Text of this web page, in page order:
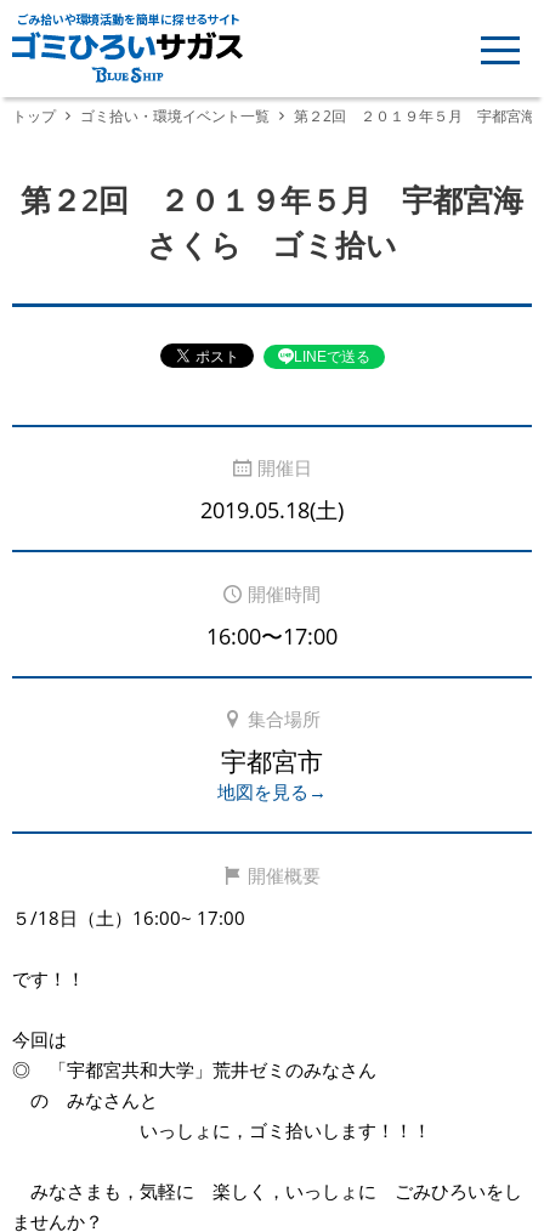
ごみ拾いや環境活動を簡単に探せるサイト
トップ ゴミ拾い・環境イベント一覧 第２2回 ２０１９年５月 宇都宮海
第２2回 ２０１９年５月 宇都宮海
さくら ゴミ拾い
LINEで送る
開催日
2019.05.18(土)
開催時間
16:00〜17:00
集合場所
宇都宮市
地図を見る→
開催概要
５/18日（土）16:00~ 17:00
です！！
今回は
◎ 「宇都宮共和大学」荒井ゼミのみなさん
の みなさんと
いっしょに，ゴミ拾いします！！！
みなさまも，気軽に 楽しく，いっしょに ごみひろいをし
ませんか？